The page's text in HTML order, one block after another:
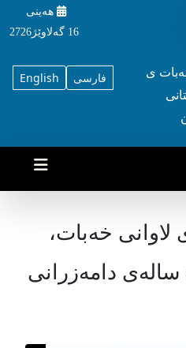
هه‌ینی
16 گه‌لاوێژ2726
English فارسی
ی
لاوانی خەبات،
بەبۆنەی یادی ٤٣ سالەی دامەزرانی